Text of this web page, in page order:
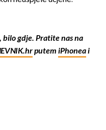
gdje. Pratite nas na
putem iPhoneai